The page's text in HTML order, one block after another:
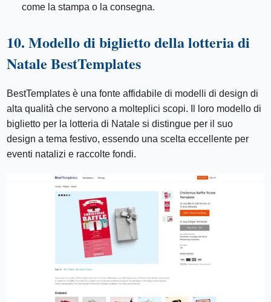
come la stampa o la consegna.
10. Modello di biglietto della lotteria di
Natale BestTemplates
BestTemplates è una fonte affidabile di modelli di design di
alta qualità che servono a molteplici scopi. Il loro modello di
biglietto per la lotteria di Natale si distingue per il suo
design a tema festivo, essendo una scelta eccellente per
eventi natalizi e raccolte fondi.